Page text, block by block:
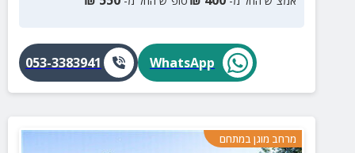
WhatsApp
053-3383941
מרחב מוגן במתחם